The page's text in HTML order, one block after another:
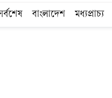
বাংলাদেশ মধ্যপ্রাচ্য